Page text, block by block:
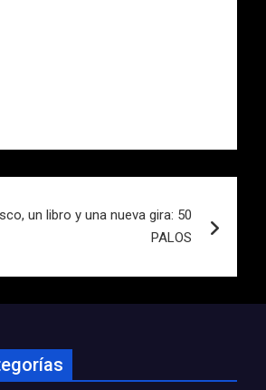
un libro y una nueva gira: 50
PALOS